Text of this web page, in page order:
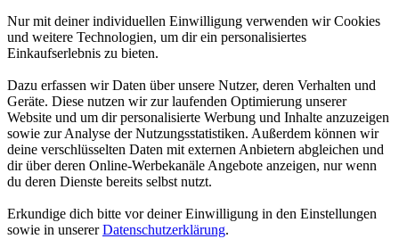
Nur mit deiner individuellen Einwilligung verwenden wir Cookies
und weitere Technologien, um dir ein personalisiertes
Einkaufserlebnis zu bieten.
Dazu erfassen wir Daten über unsere Nutzer, deren Verhalten und
Geräte. Diese nutzen wir zur laufenden Optimierung unserer
Website und um dir personalisierte Werbung und Inhalte anzuzeigen
sowie zur Analyse der Nutzungsstatistiken. Außerdem können wir
deine verschlüsselten Daten mit externen Anbietern abgleichen und
dir über deren Online-Werbekanäle Angebote anzeigen, nur wenn
du deren Dienste bereits selbst nutzt.
Erkundige dich bitte vor deiner Einwilligung in den Einstellungen
sowie in unsererDatenschutzerklärung.